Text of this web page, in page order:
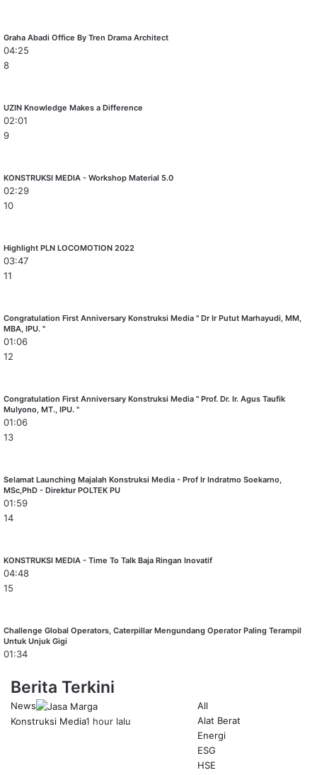
Graha Abadi Office By Tren Drama Architect
04:25
8
UZIN Knowledge Makes a Difference
02:01
9
KONSTRUKSI MEDIA - Workshop Material 5.0
02:29
10
Highlight PLN LOCOMOTION 2022
03:47
11
Congratulation First Anniversary Konstruksi Media " Dr Ir Putut Marhayudi, MM,
MBA, IPU. "
01:06
12
Congratulation First Anniversary Konstruksi Media " Prof. Dr. Ir. Agus Taufik
Mulyono, MT., IPU. "
01:06
13
Selamat Launching Majalah Konstruksi Media - Prof Ir Indratmo Soekarno,
MSc,PhD - Direktur POLTEK PU
01:59
14
KONSTRUKSI MEDIA - Time To Talk Baja Ringan Inovatif
04:48
15
Challenge Global Operators, Caterpillar Mengundang Operator Paling Terampil
Untuk Unjuk Gigi
01:34
Berita Terkini
All
Alat Berat
Energi
ESG
HSE
News
Konstruksi Media1 hour lalu